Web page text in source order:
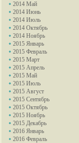
2014 Май
2014 Июнь
2014 Июль
2014 Октябрь
2014 Ноябрь
2015 Январь
2015 Февраль
2015 Март
2015 Апрель
2015 Май
2015 Июль
2015 Август
2015 Сентябрь
2015 Октябрь
2015 Ноябрь
2015 Декабрь
2016 Январь
2016 Февраль